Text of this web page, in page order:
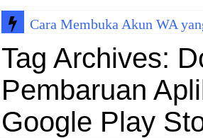
Cara Membuka Akun WA
Tag Archives:
Pembaruan
Google Play